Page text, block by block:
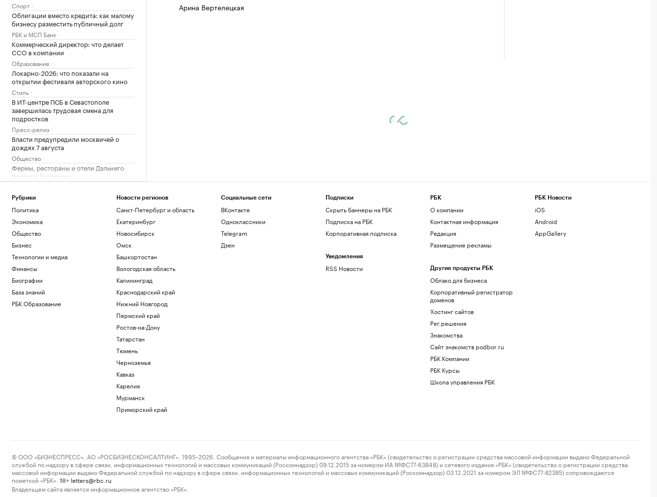
Спорт
Облигации вместо кредита: как малому
бизнесу разместить публичный долг
РБК и МСП Банк
Коммерческий директор: что делает
CCO в компании
Образование
Локарно-2026: что показали на
открытии фестиваля авторского кино
Стиль
В ИТ-центре ПСБ в Севастополе
завершилась трудовая смена для
подростков
Пресс-релиз
Власти предупредили москвичей о
дождях 7 августа
Общество
Фермы, рестораны и отели Дальнего
Востока. Гастрогид
ЦБ предложил обновленные правила
Арина Вертелецкая
Рубрики
Политика
Экономика
Общество
Бизнес
Технологии и медиа
Финансы
Биографии
База знаний
РБК Образование
Новости регионов
Санкт-Петербург и область
Екатеринбург
Новосибирск
Омск
Башкортостан
Вологодская область
Калининград
Краснодарский край
Нижний Новгород
Пермский край
Ростов-на-Дону
Татарстан
Тюмень
Черноземье
Кавказ
Карелия
Мурманск
Приморский край
Социальные сети
ВКонтакте
Одноклассники
Telegram
Дзен
Подписки
Скрыть баннеры на РБК
Подписка на РБК
Корпоративная подписка
Уведомления
RSS Новости
РБК
О компании
Контактная информация
Редакция
Размещение рекламы
Другие продукты РБК
Облако для бизнеса
Корпоративный регистратор
доменов
Хостинг сайтов
Рег.решения
Знакомства
Сайт знакомств podbor.ru
РБК Компании
РБК Курсы
Школа управления РБК
РБК Новости
iOS
Android
AppGallery
© ООО «БИЗНЕСПРЕСС», АО «РОСБИЗНЕСКОНСАЛТИНГ», 1995–2026. Сообщения и материалы информационного агентства «РБК» (свидетельство о регистрации средства массовой информации выдано Федеральной
службой по надзору в сфере связи, информационных технологий и массовых коммуникаций (Роскомнадзор) 09.12.2015 за номером ИА №ФС77-63848) и сетевого издания «РБК» (свидетельство о регистрации средства
массовой информации выдано Федеральной службой по надзору в сфере связи, информационных технологий и массовых коммуникаций (Роскомнадзор) 03.12.2021 за номером ЭЛ №ФС77-82385) сопровождаются
пометкой «РБК».
18+ letters@rbc.ru
Владельцем сайта является информационное агентство «РБК».